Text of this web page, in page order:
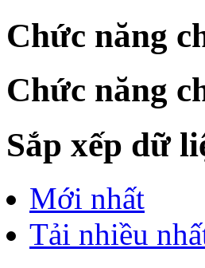
Chức năng
Chức năng
Sắp xếp dữ
Mới nhất
Tải nhiều